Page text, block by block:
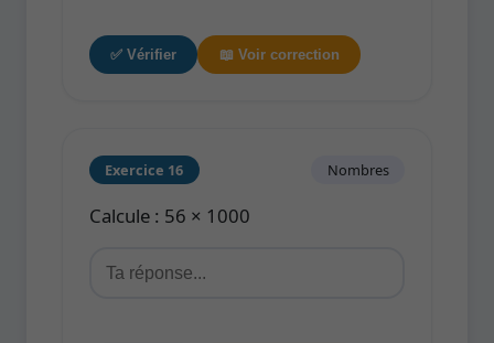
✅ Vérifier 📖 Voir correction
Exercice 16 Nombres
Calcule : 56 × 1000